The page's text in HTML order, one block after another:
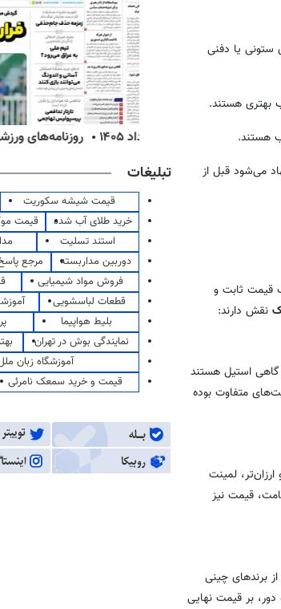
ستونی یا دفنی
بهتری هستند.
هستند.
می‌شود قبل از
قیمت ثابت و
نقش دارند:
گاهی استیل هستند
متفاوت بوده
لمینت
قیمت نیز
برندهای چینی
بر قیمت نهایی
مرداد ۱۴۰۵ روزنامه‌های ورزشی چهارشنبه ۱۴ مرداد
تبلیغات
قیمت شیشه سکوریت
خرید طلای آب شده
قیمت
استند تسلیت
دوربین مداربسته
مرجع
فروش مواد شیمیایی
قطعات لباسشویی
بلیط هواپیما
نمایندگی بوش در تهران
آموزشگاه زبان
قیمت و خرید سمعک نامرئی